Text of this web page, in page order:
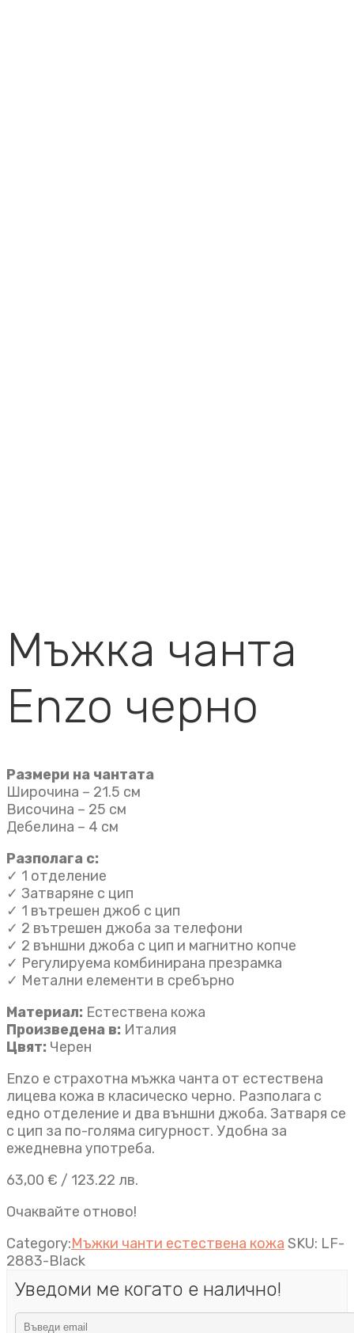
Мъжка чанта
Enzo черно
Размери на чантата
Широчина – 21.5 см
Височина – 25 см
Дебелина – 4 см
Разполага с:
✓ 1 отделение
✓ Затваряне с цип
✓ 1 вътрешен джоб с цип
✓ 2 вътрешен джоба за телефони
✓ 2 външни джоба с цип и магнитно копче
✓ Регулируема комбинирана презрамка
✓ Метални елементи в сребърно
Материал: Естествена кожа
Произведена в: Италия
Цвят: Черен
Enzo е страхотна мъжка чанта от естествена
лицева кожа в класическо черно. Разполага с
едно отделение и два външни джоба. Затваря се
с цип за по-голяма сигурност. Удобна за
ежедневна употреба.
63,00 € / 123.22 лв.
Очаквайте отново!
Category:Мъжки чанти естествена кожа SKU: LF-
2883-Black
Уведоми ме когато е налично!